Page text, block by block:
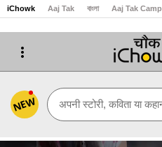
iChowk Aaj Tak বাংলা Aaj Tak
NEW अपनी स्टोरी, कविता या